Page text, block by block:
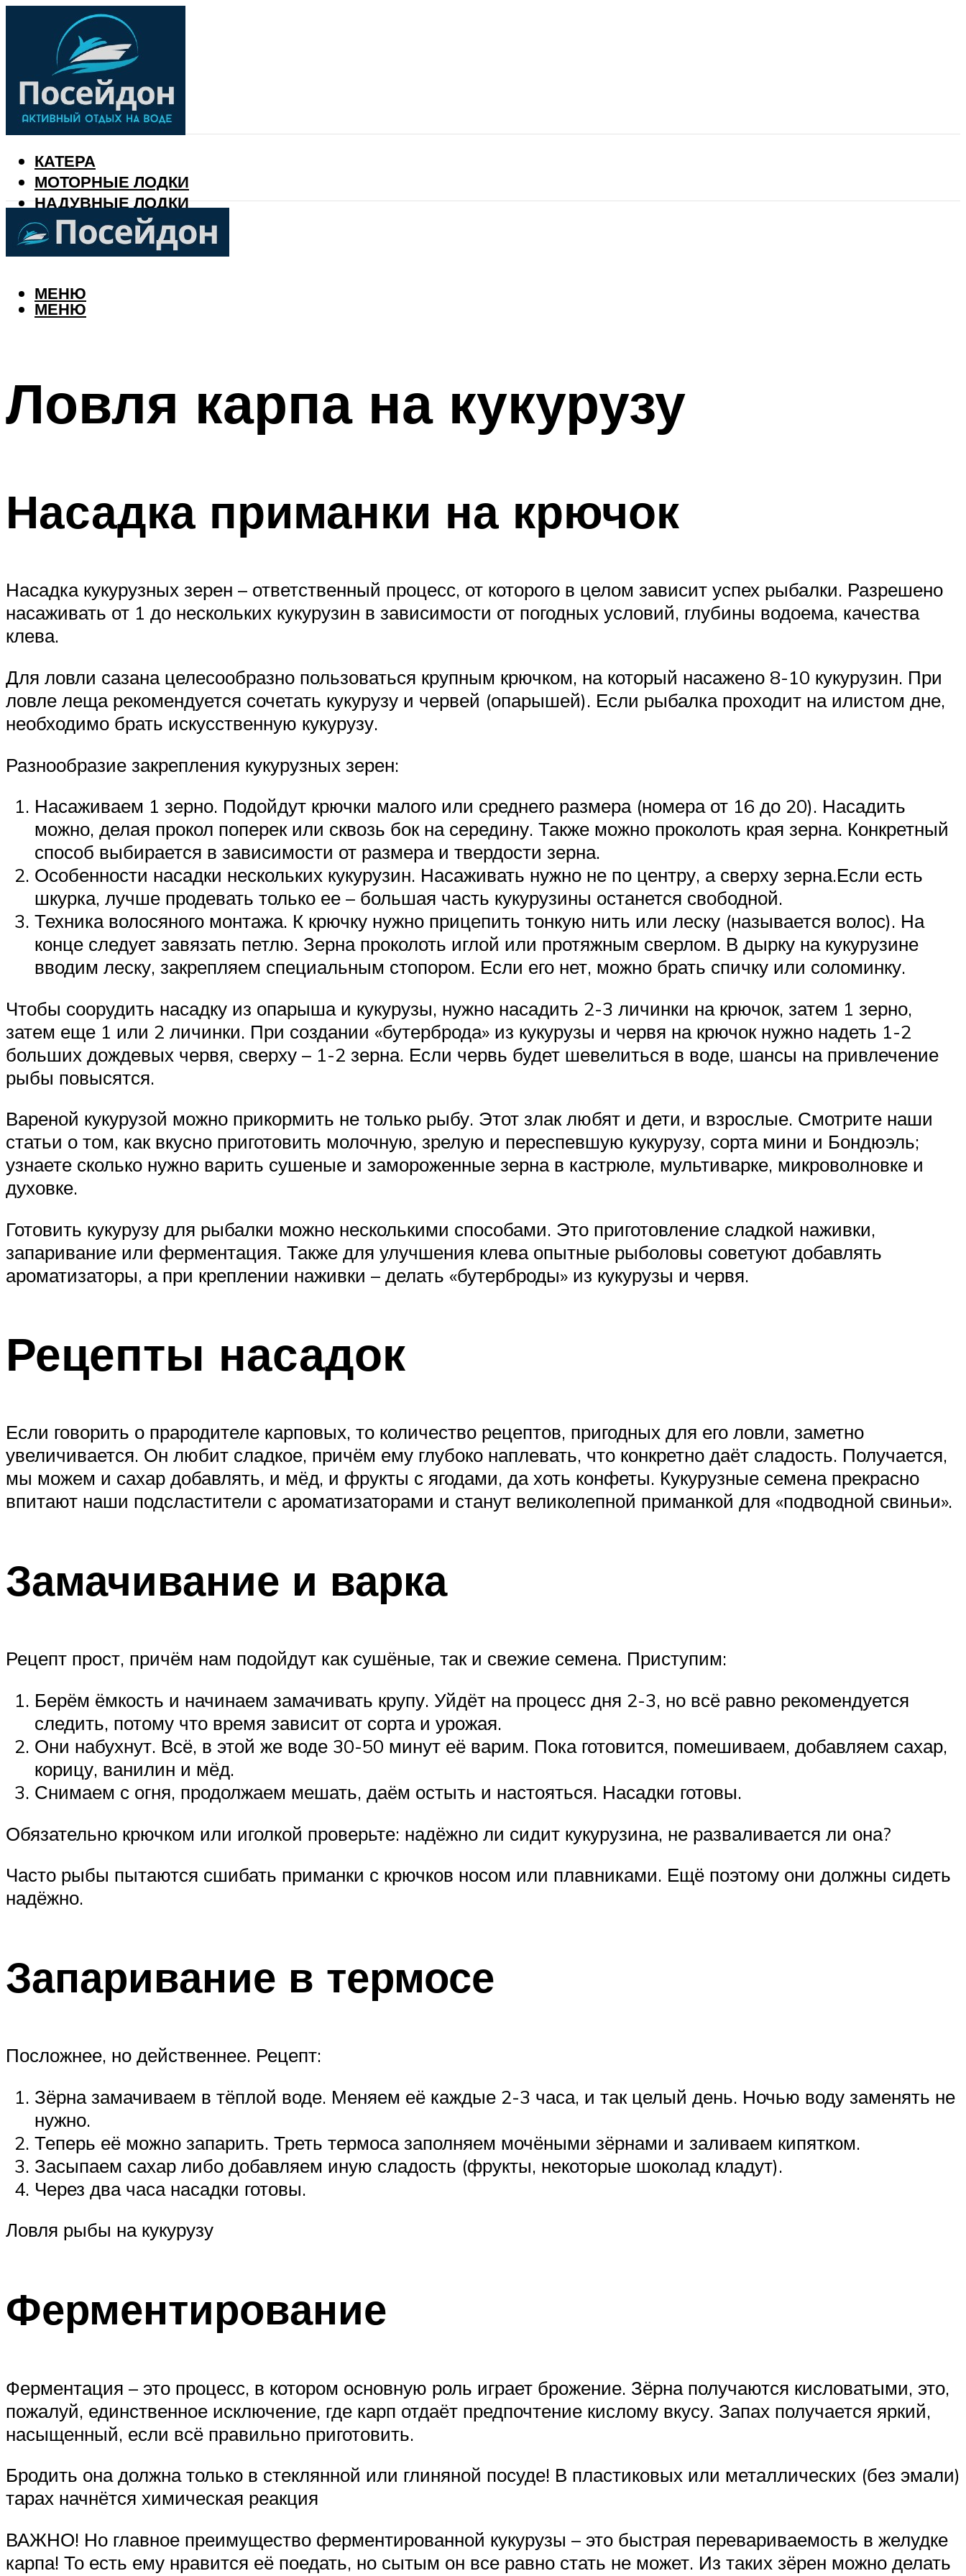
КАТЕРА
МОТОРНЫЕ ЛОДКИ
НАДУВНЫЕ ЛОДКИ
РЫБАЛКА
КАЛЕНДАРЬ РЫБАКА
МЕНЮ
МЕНЮ
Ловля карпа на кукурузу
Насадка приманки на крючок
Насадка кукурузных зерен – ответственный процесс, от которого в целом зависит успех рыбалки. Разрешено
насаживать от 1 до нескольких кукурузин в зависимости от погодных условий, глубины водоема, качества
клева.
Для ловли сазана целесообразно пользоваться крупным крючком, на который насажено 8-10 кукурузин. При
ловле леща рекомендуется сочетать кукурузу и червей (опарышей). Если рыбалка проходит на илистом дне,
необходимо брать искусственную кукурузу.
Разнообразие закрепления кукурузных зерен:
Насаживаем 1 зерно. Подойдут крючки малого или среднего размера (номера от 16 до 20). Насадить
можно, делая прокол поперек или сквозь бок на середину. Также можно проколоть края зерна. Конкретный
способ выбирается в зависимости от размера и твердости зерна.
Особенности насадки нескольких кукурузин. Насаживать нужно не по центру, а сверху зерна.Если есть
шкурка, лучше продевать только ее – большая часть кукурузины останется свободной.
Техника волосяного монтажа. К крючку нужно прицепить тонкую нить или леску (называется волос). На
конце следует завязать петлю. Зерна проколоть иглой или протяжным сверлом. В дырку на кукурузине
вводим леску, закрепляем специальным стопором. Если его нет, можно брать спичку или соломинку.
Чтобы соорудить насадку из опарыша и кукурузы, нужно насадить 2-3 личинки на крючок, затем 1 зерно,
затем еще 1 или 2 личинки. При создании «бутерброда» из кукурузы и червя на крючок нужно надеть 1-2
больших дождевых червя, сверху – 1-2 зерна. Если червь будет шевелиться в воде, шансы на привлечение
рыбы повысятся.
Вареной кукурузой можно прикормить не только рыбу. Этот злак любят и дети, и взрослые. Смотрите наши
статьи о том, как вкусно приготовить молочную, зрелую и переспевшую кукурузу, сорта мини и Бондюэль;
узнаете сколько нужно варить сушеные и замороженные зерна в кастрюле, мультиварке, микроволновке и
духовке.
Готовить кукурузу для рыбалки можно несколькими способами. Это приготовление сладкой наживки,
запаривание или ферментация. Также для улучшения клева опытные рыболовы советуют добавлять
ароматизаторы, а при креплении наживки – делать «бутерброды» из кукурузы и червя.
Рецепты насадок
Если говорить о прародителе карповых, то количество рецептов, пригодных для его ловли, заметно
увеличивается. Он любит сладкое, причём ему глубоко наплевать, что конкретно даёт сладость. Получается,
мы можем и сахар добавлять, и мёд, и фрукты с ягодами, да хоть конфеты. Кукурузные семена прекрасно
впитают наши подсластители с ароматизаторами и станут великолепной приманкой для «подводной свиньи».
Замачивание и варка
Рецепт прост, причём нам подойдут как сушёные, так и свежие семена. Приступим:
Берём ёмкость и начинаем замачивать крупу. Уйдёт на процесс дня 2-3, но всё равно рекомендуется
следить, потому что время зависит от сорта и урожая.
Они набухнут. Всё, в этой же воде 30-50 минут её варим. Пока готовится, помешиваем, добавляем сахар,
корицу, ванилин и мёд.
Снимаем с огня, продолжаем мешать, даём остыть и настояться. Насадки готовы.
Обязательно крючком или иголкой проверьте: надёжно ли сидит кукурузина, не разваливается ли она?
Часто рыбы пытаются сшибать приманки с крючков носом или плавниками. Ещё поэтому они должны сидеть
надёжно.
Запаривание в термосе
Посложнее, но действеннее. Рецепт:
Зёрна замачиваем в тёплой воде. Меняем её каждые 2-3 часа, и так целый день. Ночью воду заменять не
нужно.
Теперь её можно запарить. Треть термоса заполняем мочёными зёрнами и заливаем кипятком.
Засыпаем сахар либо добавляем иную сладость (фрукты, некоторые шоколад кладут).
Через два часа насадки готовы.
Ловля рыбы на кукурузу
Ферментирование
Ферментация – это процесс, в котором основную роль играет брожение. Зёрна получаются кисловатыми, это,
пожалуй, единственное исключение, где карп отдаёт предпочтение кислому вкусу. Запах получается яркий,
насыщенный, если всё правильно приготовить.
Бродить она должна только в стеклянной или глиняной посуде! В пластиковых или металлических (без эмали)
тарах начнётся химическая реакция
ВАЖНО! Но главное преимущество ферментированной кукурузы – это быстрая перевариваемость в желудке
карпа! То есть ему нравится её поедать, но сытым он все равно стать не может. Из таких зёрен можно делать